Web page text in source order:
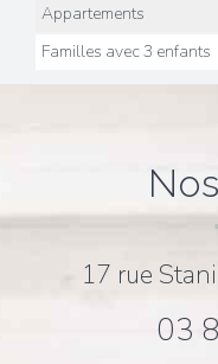
Appartements
Familles avec 3 enfants
17 rue
03